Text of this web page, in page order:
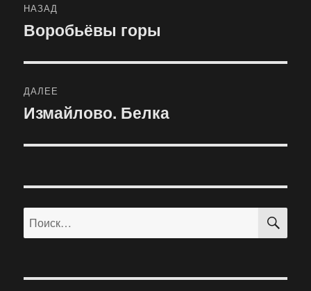
по
НАЗАД
Предыдущая
Воробьёвы горы
ДАЛЕЕ
Следующая
Измайлово. Белка
Искать: